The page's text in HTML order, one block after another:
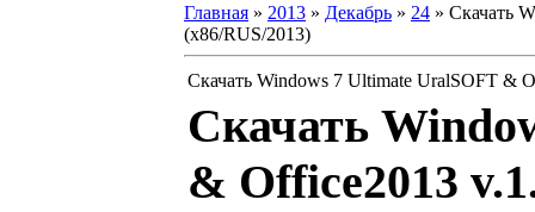
Главная » 2013 » Декабрь » 24 » Скачать
(x86/RUS/2013)
Скачать Windows 7 Ultimate UralSOFT &
Скачать
& Office2013